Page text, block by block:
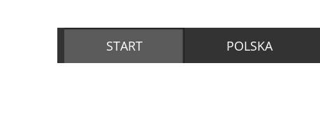
START POLSKA